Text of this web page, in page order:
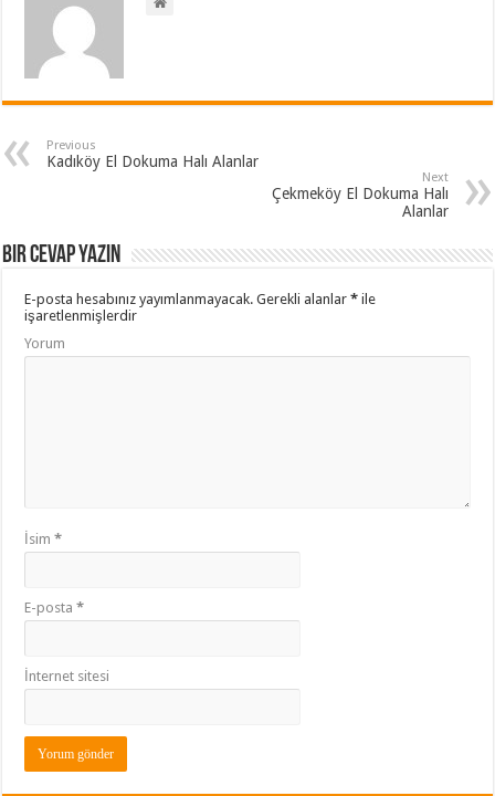
Previous
Kadıköy El Dokuma Halı Alanlar
Next
Çekmeköy El Dokuma Halı
Alanlar
Bir cevap yazın
E-posta hesabınız yayımlanmayacak. Gerekli alanlar* ile
işaretlenmişlerdir
Yorum
İsim*
E-posta*
İnternet sitesi